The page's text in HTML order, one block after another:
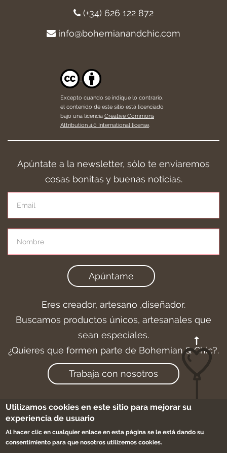
(+34) 626 122 872
info@bohemianandchic.com
Excepto cuando se indique lo contrario,
el contenido de este sitio está licenciado
bajo una licencia Creative Commons
Attribution 4.0 International license.
Apúntate a la newsletter, sólo te enviaremos
cosas bonitas y buenas noticias.
Apúntame
Eres creador, artesano ,diseñador.
Buscamos productos únicos, artesanales que
sean especiales.
¿Quieres que formen parte de Bohemian & Chic?.
Trabaja con nosotros
Aviso legal-Cookies
-Sitemap
Utilizamos cookies en este sitio para mejorar su
experiencia de usuario
Al hacer clic en cualquier enlace en esta página se le está dando su
consentimiento para que nosotros utilizemos cookies.